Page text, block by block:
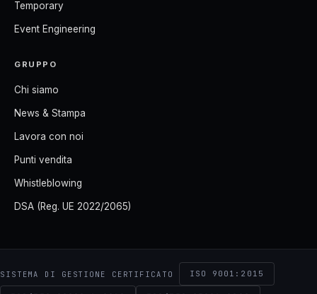
Temporary
Event Engineering
GRUPPO
Chi siamo
News & Stampa
Lavora con noi
Punti vendita
Whistleblowing
DSA (Reg. UE 2022/2065)
SISTEMA DI GESTIONE CERTIFICATO ISO 9001:2015